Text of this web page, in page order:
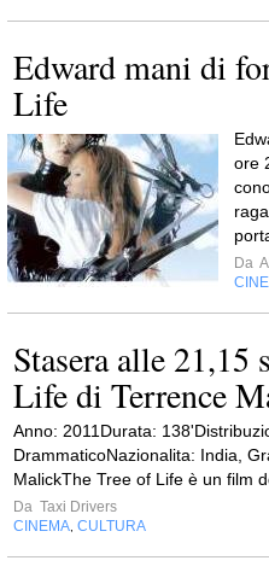
Edward mani di
Life
ore
Da
Stasera alle 21,15
Life di Terrence
Anno: 2011Durata:
DrammaticoNazionalita: India,
MalickThe Tree of Life è un film
Da Taxi Drivers
CINEMA CULTURA